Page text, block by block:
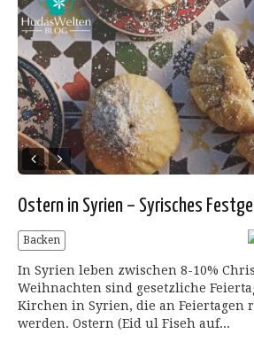
Ostern in Syrien – Syrisches
Backen
In Syrien leben zwischen 8-10%
Weihnachten sind gesetzliche
Kirchen in Syrien, die an Feiertagen
werden. Ostern (Eid ul Fiseh auf...